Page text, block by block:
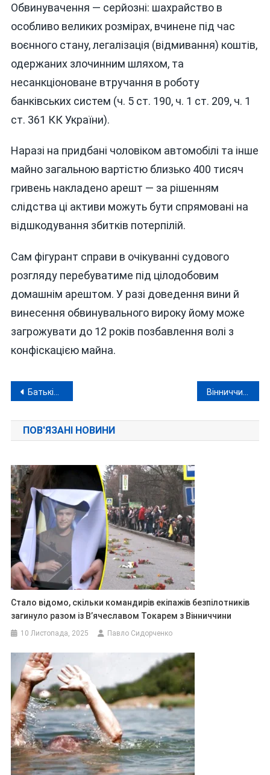
Обвинувачення — серйозні: шахрайство в
особливо великих розмірах, вчинене під час
воєнного стану, легалізація (відмивання) коштів,
одержаних злочинним шляхом, та
несанкціоноване втручання в роботу
банківських систем (ч. 5 ст. 190, ч. 1 ст. 209, ч. 1
ст. 361 КК України).
Наразі на придбані чоловіком автомобілі та інше
майно загальною вартістю близько 400 тисяч
гривень накладено арешт — за рішенням
слідства ці активи можуть бути спрямовані на
відшкодування збитків потерпілій.
Сам фігурант справи в очікуванні судового
розгляду перебуватиме під цілодобовим
домашнім арештом. У разі доведення вини й
винесення обвинувального вироку йому може
загрожувати до 12 років позбавлення волі з
конфіскацією майна.
Навігація
записів
Батьків не почули: Вінницька мерія підтвердила наміри «звільнити» ліцей №30 від малечі
ПОВ'ЯЗАНІ НОВИНИ
Стало відомо, скільки командирів екіпажів безпілотників
загинуло разом із В’ячеславом Токарем з Вінниччини
10 Листопада, 2025 Павло Сидорченко